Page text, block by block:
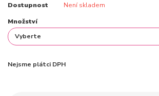
Dostupnost Není skladem
Množství
Nejsme plátci DPH